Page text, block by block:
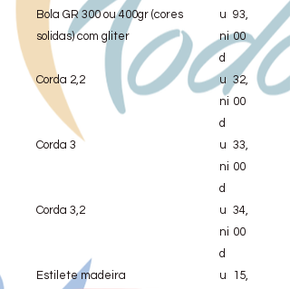
Bola GR 300 ou 400gr (cores
solidas) com gliter
u
ni
d
93,
00
Corda 2,2
u
ni
d
32,
00
Corda 3
u
ni
d
33,
00
Corda 3,2
u
ni
d
34,
00
Estilete madeira
u
15,